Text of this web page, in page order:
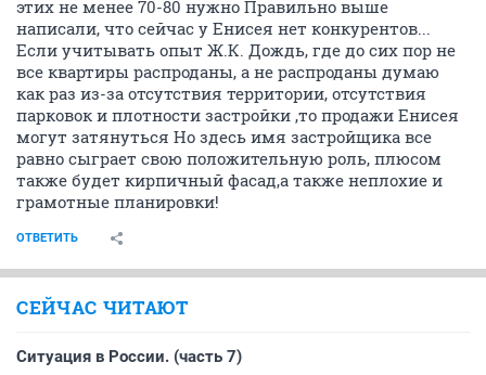
этих не менее 70-80 нужно Правильно выше
написали, что сейчас у Енисея нет конкурентов...
Если учитывать опыт Ж.К. Дождь, где до сих пор не
все квартиры распроданы, а не распроданы думаю
как раз из-за отсутствия территории, отсутствия
парковок и плотности застройки ,то продажи Енисея
могут затянуться Но здесь имя застройщика все
равно сыграет свою положительную роль, плюсом
также будет кирпичный фасад,а также неплохие и
грамотные планировки!
ОТВЕТИТЬ
СЕЙЧАС ЧИТАЮТ
Ситуация в России. (часть 7)